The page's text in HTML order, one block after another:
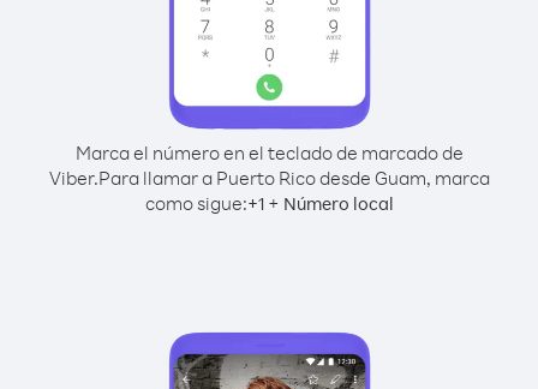
Marca el número en el teclado de marcado de
Viber.Para llamar a Puerto Rico desde Guam, marca
como sigue:+1+ Número local